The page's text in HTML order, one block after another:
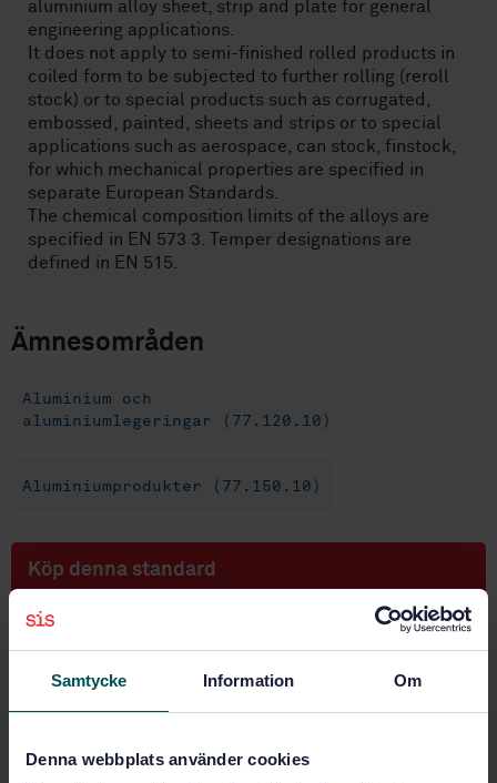
Samtycke Information Om
Denna webbplats använder cookies
aluminium alloy sheet, strip and plate for general
engineering applications.
It does not apply to semi-finished rolled products in
coiled form to be subjected to further rolling (reroll
stock) or to special products such as corrugated,
embossed, painted, sheets and strips or to special
applications such as aerospace, can stock, finstock,
for which mechanical properties are specified in
separate European Standards.
The chemical composition limits of the alloys are
specified in EN 573 3. Temper designations are
defined in EN 515.
Ämnesområden
Aluminium och
aluminiumlegeringar (77.120.10)
Aluminiumprodukter (77.150.10)
Köp denna standard
STANDARD
Aluminium och aluminiumlegeringar - Plåt och band -
Del 2: Mekaniska egenskaper
Prenumerera på standarden - Läs mer